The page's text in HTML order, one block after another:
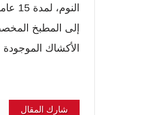
إلى المطبخ
الأكشاك
شارك المقال